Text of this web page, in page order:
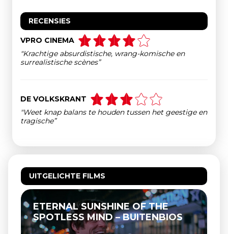
RECENSIES
VPRO CINEMA
"Krachtige absurdistische, wrang-komische en
surrealistische scènes”
DE VOLKSKRANT
"Weet knap balans te houden tussen het geestige en
tragische”
UITGELICHTE FILMS
ETERNAL SUNSHINE OF THE
SPOTLESS MIND – BUITENBIOS